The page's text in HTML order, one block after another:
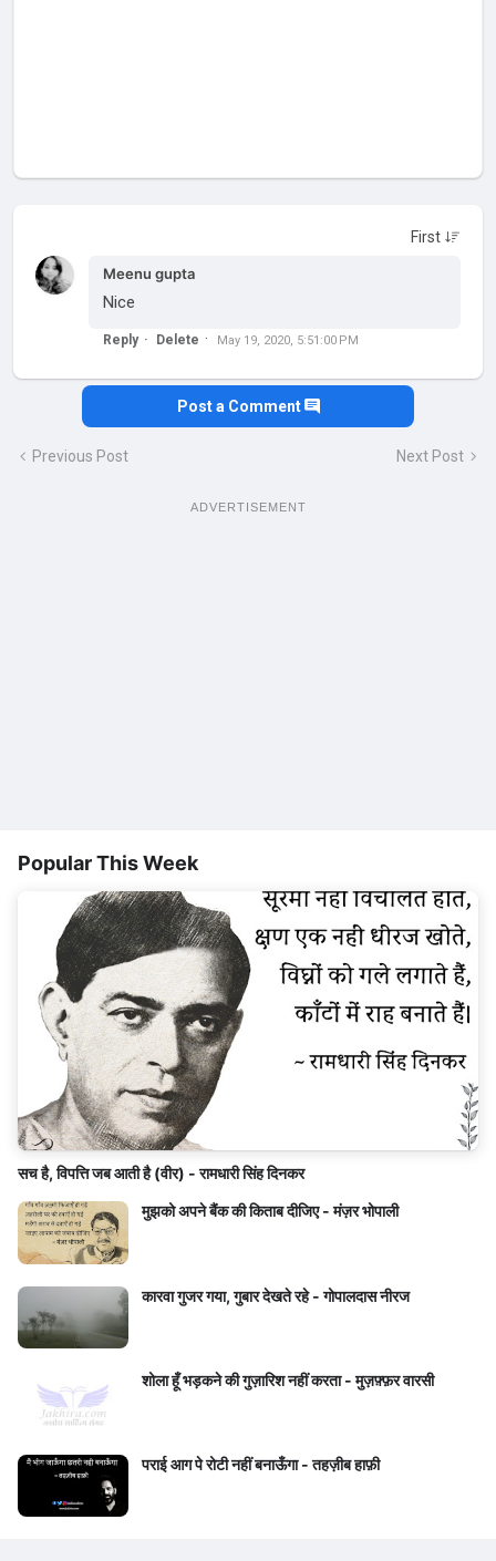
Meenu gupta
Nice
Reply Delete May 19, 2020, 5:51:00 PM
Post a Comment
Previous Post Next Post
ADVERTISEMENT
Popular This Week
सच है, विपत्ति जब आती है (वीर) - रामधारी सिंह दिनकर
मुझको अपने बैंक की किताब दीजिए - मंज़र भोपाली
कारवा गुजर गया, गुबार देखते रहे - गोपालदास नीरज
शोला हूँ भड़कने की गुज़ारिश नहीं करता - मुज़फ़्फ़र वारसी
पराई आग पे रोटी नहीं बनाऊँगा - तहज़ीब हाफ़ी